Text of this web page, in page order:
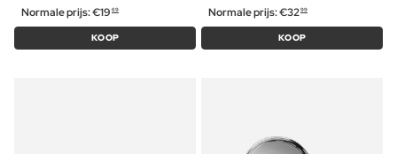
Normale prijs:€19 69
KOOP
Normale prijs:€3299
KOOP